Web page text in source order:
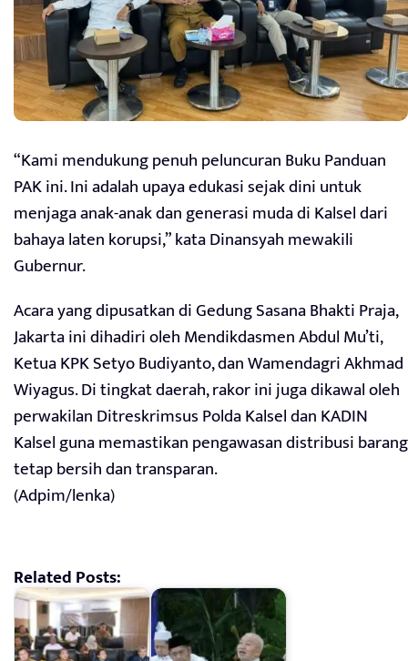
“Kami mendukung penuh peluncuran Buku Panduan
PAK ini. Ini adalah upaya edukasi sejak dini untuk
menjaga anak-anak dan generasi muda di Kalsel dari
bahaya laten korupsi,” kata Dinansyah mewakili
Gubernur.
Acara yang dipusatkan di Gedung Sasana Bhakti Praja,
Jakarta ini dihadiri oleh Mendikdasmen Abdul Mu’ti,
Ketua KPK Setyo Budiyanto, dan Wamendagri Akhmad
Wiyagus. Di tingkat daerah, rakor ini juga dikawal oleh
perwakilan Ditreskrimsus Polda Kalsel dan KADIN
Kalsel guna memastikan pengawasan distribusi barang
tetap bersih dan transparan.
(Adpim/lenka)
Related Posts: